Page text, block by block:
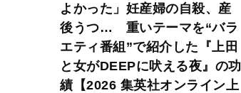
よかった」妊産婦の自殺、産
後うつ… 重いテーマを“バラ
エティ番組”で紹介した『上田
と女がDEEPに吠える夜』の功
績【2026 集英社オンライン上